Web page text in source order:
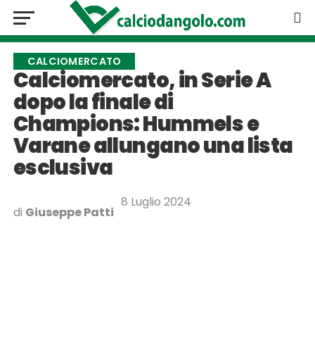
CALCIOMERCATO
Calciomercato, in Serie A
dopo la finale di
Champions: Hummels e
Varane allungano una lista
esclusiva
di Giuseppe Patti
8 Luglio 2024